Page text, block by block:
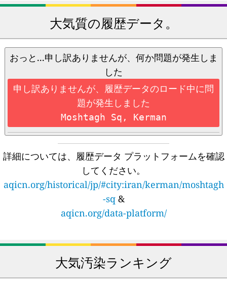
大気質の履歴データ。
おっと...申し訳ありませんが、何か問題が発生しま
した
申し訳ありませんが、履歴データのロード中に問
題が発生しました
Moshtagh Sq, Kerman
詳細については、履歴データ プラットフォームを確認
してください。
aqicn.org/historical/jp/#city:iran/kerman/moshtagh
-sq&
aqicn.org/data-platform/
大気汚染ランキング